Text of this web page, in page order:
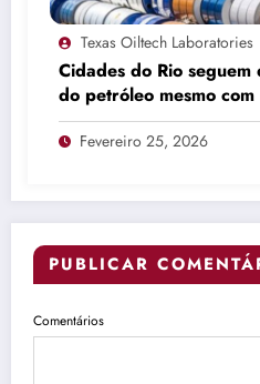
Texas Oiltech Laboratories
Cidades do Rio
do petróleo mesmo
produção
Fevereiro 25, 2026
PUBLICAR
Comentários